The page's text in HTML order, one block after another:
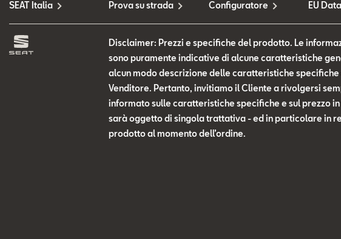
SEAT Italia Prova su strada Configuratore EU
Disclaimer: Prezzi e specifiche del prodotto. Le
sono puramente indicative di alcune caratteristiche
alcun modo descrizione delle caratteristiche
Venditore. Pertanto, invitiamo il Cliente a rivolgersi
informato sulle caratteristiche specifiche e sul prezzo
sarà oggetto di singola trattativa - ed in particolare in
prodotto al momento dell’ordine.